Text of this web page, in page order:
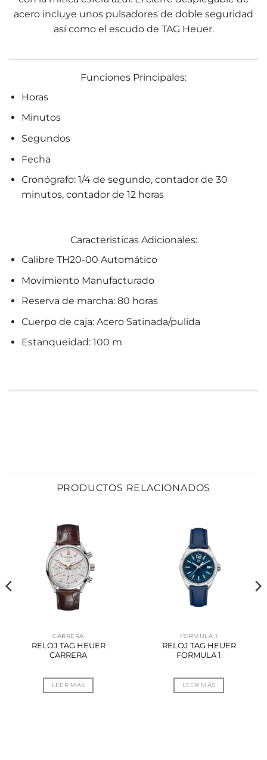
acero incluye unos pulsadores de doble seguridad
así como el escudo de TAG Heuer.
Funciones Principales:
Horas
Minutos
Segundos
Fecha
Cronógrafo: 1/4 de segundo, contador de 30
minutos, contador de 12 horas
Caracteristicas Adicionales:
Calibre TH20-00 Automático
Movimiento Manufacturado
Reserva de marcha: 80 horas
Cuerpo de caja: Acero Satinada/pulida
Estanqueidad: 100 m
PRODUCTOS RELACIONADOS
CARRERA
RELOJ TAG HEUER
CARRERA
LEER MÁS
FORMULA 1
RELOJ TAG HEUER
FORMULA 1
LEER MÁS